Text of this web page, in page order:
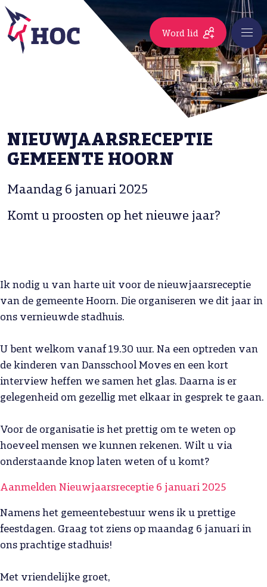
Word lid
NIEUWJAARSRECEPTIE
GEMEENTE HOORN
Maandag 6 januari 2025
Komt u proosten op het nieuwe jaar?
Ik nodig u van harte uit voor de nieuwjaarsreceptie
van de gemeente Hoorn. Die organiseren we dit jaar in
ons vernieuwde stadhuis.
U bent welkom vanaf 19.30 uur. Na een optreden van
de kinderen van Dansschool Moves en een kort
interview heffen we samen het glas. Daarna is er
gelegenheid om gezellig met elkaar in gesprek te gaan.
Voor de organisatie is het prettig om te weten op
hoeveel mensen we kunnen rekenen. Wilt u via
onderstaande knop laten weten of u komt?
Aanmelden Nieuwjaarsreceptie 6 januari 2025
Namens het gemeentebestuur wens ik u prettige
feestdagen. Graag tot ziens op maandag 6 januari in
ons prachtige stadhuis!
Met vriendelijke groet,